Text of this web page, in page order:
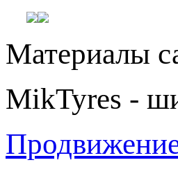
Материалы
MikTyres -